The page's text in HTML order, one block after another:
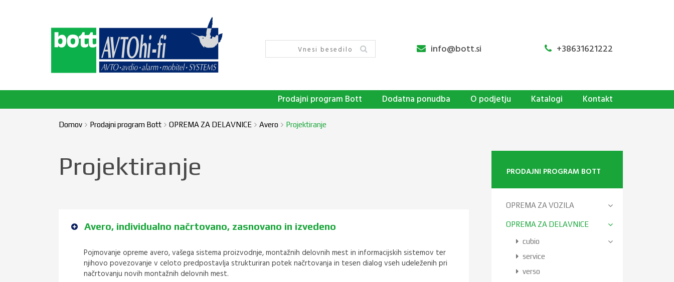
info@bott.si +38631621222
Prodajni program Bott Dodatna ponudba O podjetju Katalogi Kontakt
Domov Prodajni program Bott OPREMA ZA DELAVNICE Avero Projektiranje
Projektiranje
Avero, individualno načrtovano, zasnovano in izvedeno
Pojmovanje opreme avero, vašega sistema proizvodnje, montažnih delovnih mest in informacijskih sistemov ter
njihovo povezovanje v celoto predpostavlja strukturiran potek načrtovanja in tesen dialog vseh udeleženih pri
načrtovanju novih montažnih delovnih mest.
PRODAJNI PROGRAM BOTT
OPREMA ZA VOZILA
OPREMA ZA DELAVNICE
cubio
service
verso